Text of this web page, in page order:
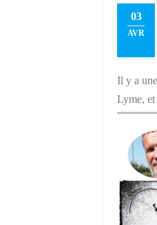
03
AVR
Il y a
Lyme, et